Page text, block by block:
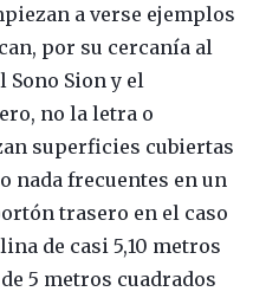
a verse ejemplos
por su cercanía al
Sono Sion y el
no la letra o
superficies cubiertas
nada frecuentes en un
trasero en el caso
de casi 5,10 metros
5 metros cuadrados